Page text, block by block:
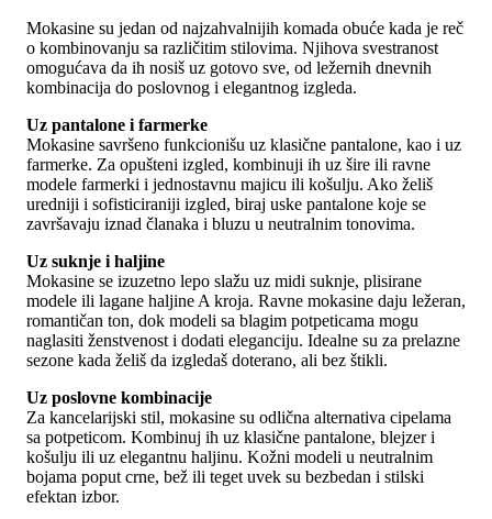
Mokasine su jedan od najzahvalnijih komada obuće kada je reč
o kombinovanju sa različitim stilovima. Njihova svestranost
omogućava da ih nosiš uz gotovo sve, od ležernih dnevnih
kombinacija do poslovnog i elegantnog izgleda.
Uz pantalone i farmerke
Mokasine savršeno funkcionišu uz klasične pantalone, kao i uz
farmerke. Za opušteni izgled, kombinuji ih uz šire ili ravne
modele farmerki i jednostavnu majicu ili košulju. Ako želiš
uredniji i sofisticiraniji izgled, biraj uske pantalone koje se
završavaju iznad članaka i bluzu u neutralnim tonovima.
Uz suknje i haljine
Mokasine se izuzetno lepo slažu uz midi suknje, plisirane
modele ili lagane haljine A kroja. Ravne mokasine daju ležeran,
romantičan ton, dok modeli sa blagim potpeticama mogu
naglasiti ženstvenost i dodati eleganciju. Idealne su za prelazne
sezone kada želiš da izgledaš doterano, ali bez štikli.
Uz poslovne kombinacije
Za kancelarijski stil, mokasine su odlična alternativa cipelama
sa potpeticom. Kombinuj ih uz klasične pantalone, blejzer i
košulju ili uz elegantnu haljinu. Kožni modeli u neutralnim
bojama poput crne, bež ili teget uvek su bezbedan i stilski
efektan izbor.